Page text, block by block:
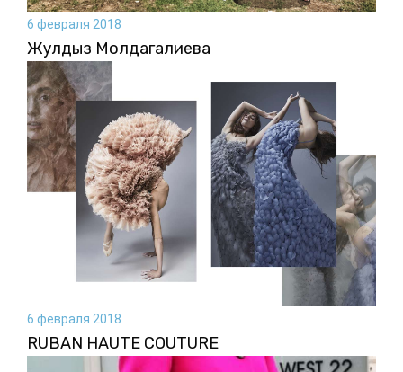
6 февраля 2018
Жулдыз Молдагалиева
6 февраля 2018
RUBAN HAUTE COUTURE